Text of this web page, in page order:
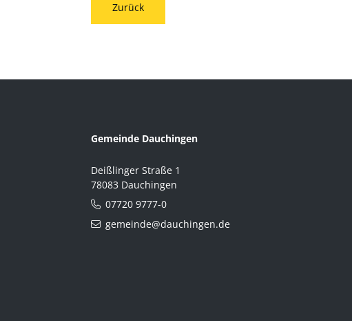
Zurück
Gemeinde Dauchingen
Deißlinger Straße 1
78083 Dauchingen
07720 9777-0
gemeinde@dauchingen.de